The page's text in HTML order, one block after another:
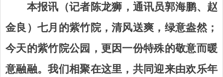
本报讯（记者陈龙狮，通讯员郭海鹏、赵
金良）七月的紫竹院，清风送爽，绿意盎然；
今天的紫竹院公园， 更因一份特殊的敬意而暖
意融融。我们相聚在这里，共同迎来由欢乐年